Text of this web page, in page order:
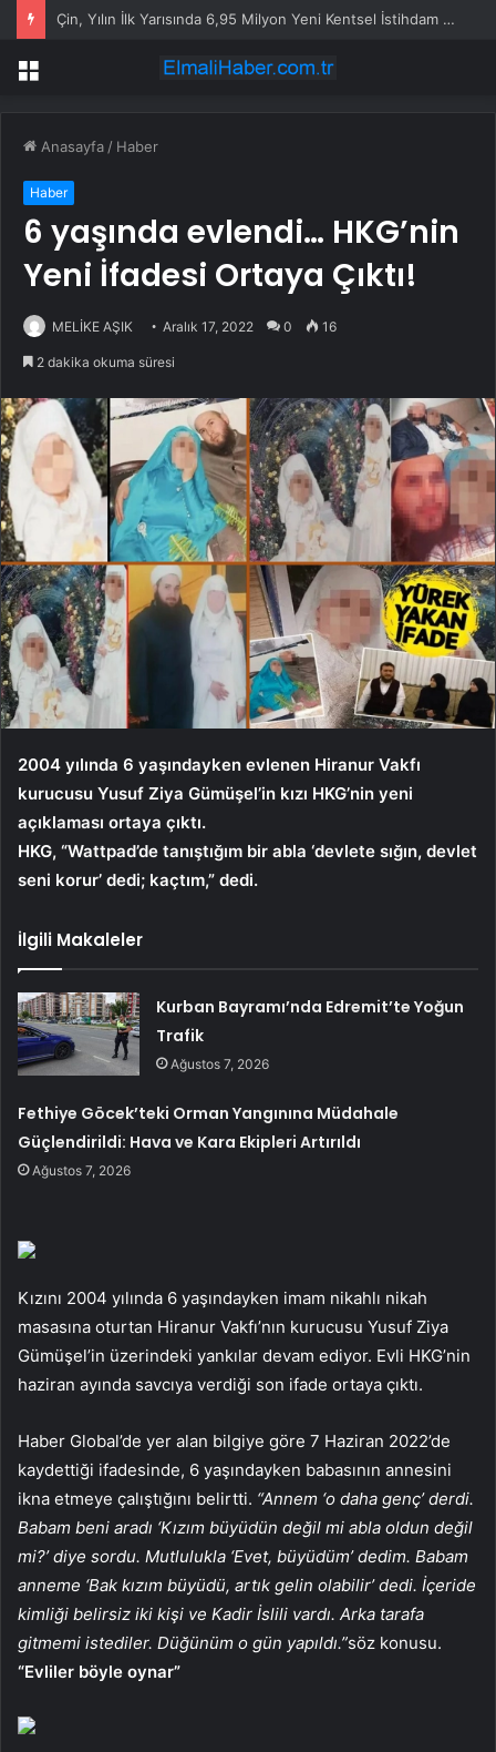
Kurban Bayramı Yoğunluğu Otogarları Doldurdu
Menü
Anasayfa / Haber
Haber
6 yaşında evlendi… HKG’nin
Yeni İfadesi Ortaya Çıktı!
MELİKE AŞIK Aralık 17, 2022 0 16
2 dakika okuma süresi
2004 yılında 6 yaşındayken evlenen Hiranur Vakfı
kurucusu Yusuf Ziya Gümüşel’in kızı HKG’nin yeni
açıklaması ortaya çıktı.
HKG, “Wattpad’de tanıştığım bir abla ‘devlete sığın, devlet
seni korur’ dedi; kaçtım,” dedi.
İlgili Makaleler
Kurban Bayramı’nda Edremit’te Yoğun
Trafik
Ağustos 7, 2026
Fethiye Göcek’teki Orman Yangınına Müdahale
Güçlendirildi: Hava ve Kara Ekipleri Artırıldı
Ağustos 7, 2026
Kızını 2004 yılında 6 yaşındayken imam nikahlı nikah
masasına oturtan Hiranur Vakfı’nın kurucusu Yusuf Ziya
Gümüşel’in üzerindeki yankılar devam ediyor. Evli HKG’nin
haziran ayında savcıya verdiği son ifade ortaya çıktı.
Haber Global’de yer alan bilgiye göre 7 Haziran 2022’de
kaydettiği ifadesinde, 6 yaşındayken babasının annesini
ikna etmeye çalıştığını belirtti. “Annem ‘o daha genç’ derdi.
Babam beni aradı ‘Kızım büyüdün değil mi abla oldun değil
mi?’ diye sordu. Mutlulukla ‘Evet, büyüdüm’ dedim. Babam
anneme ‘Bak kızım büyüdü, artık gelin olabilir’ dedi. İçeride
kimliği belirsiz iki kişi ve Kadir İslili vardı. Arka tarafa
gitmemi istediler. Düğünüm o gün yapıldı.”söz konusu.
“Evliler böyle oynar”